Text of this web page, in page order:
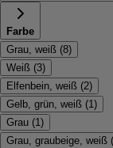
Farbe
Grau, weiß (8)
Weiß (3)
Elfenbein, weiß (2)
Gelb, grün, weiß (1)
Grau (1)
Grau, graubeige, weiß (